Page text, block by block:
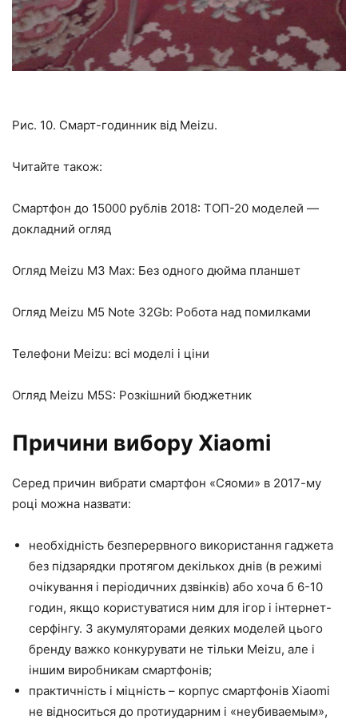
Рис. 10. Смарт-годинник від Meizu.
Читайте також:
Смартфон до 15000 рублів 2018: ТОП-20 моделей —
докладний огляд
Огляд Meizu M3 Max: Без одного дюйма планшет
Огляд Meizu M5 Note 32Gb: Робота над помилками
Телефони Meizu: всі моделі і ціни
Огляд Meizu M5S: Розкішний бюджетник
Причини вибору Xiaomi
Серед причин вибрати смартфон «Сяоми» в 2017-му
році можна назвати:
необхідність безперервного використання гаджета
без підзарядки протягом декількох днів (в режимі
очікування і періодичних дзвінків) або хоча б 6-10
годин, якщо користуватися ним для ігор і інтернет-
серфінгу. З акумуляторами деяких моделей цього
бренду важко конкурувати не тільки Meizu, але і
іншим виробникам смартфонів;
практичність і міцність – корпус смартфонів Xiaomi
не відноситься до протиударним і «неубиваемым»,